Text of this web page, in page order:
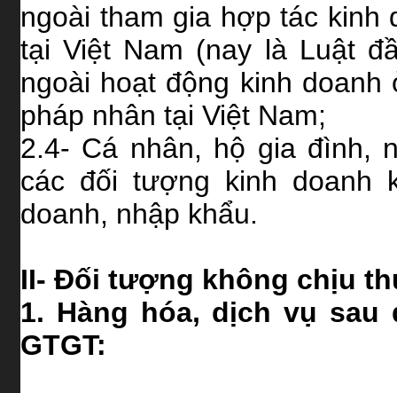
ngoài tham gia hợp tác
tại Việt Nam (nay là Luật
ngoài hoạt động kinh
pháp nhân tại Việt Nam;
2.4- Cá nhân, hộ gia đình,
các đối tượng kinh doanh
doanh, nhập khẩu.
II- Đối tượng không chịu
1. Hàng hóa, dịch vụ
GTGT: